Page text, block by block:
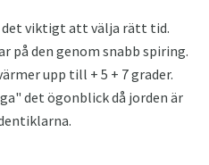
det viktigt att välja rätt tid.
på den genom snabb spiring.
upp till + 5 + 7 grader.
det ögonblick då jorden är